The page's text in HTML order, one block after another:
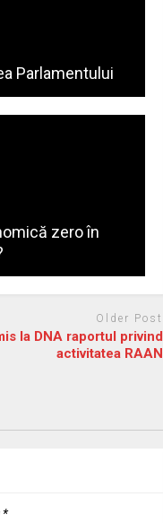
Parlamentului
zero în
Older Post
la DNA raportul privind
activitatea RAAN
*